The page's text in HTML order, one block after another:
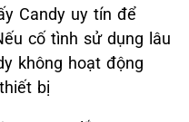
Candy uy tín để
cố tình sử dụng lâu
không hoạt động
bị